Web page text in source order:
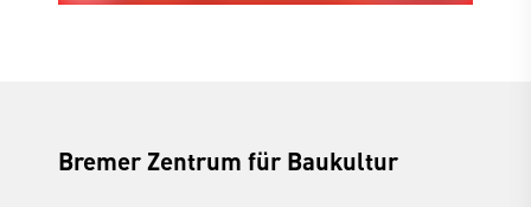
Bremer Zentrum für Baukultur